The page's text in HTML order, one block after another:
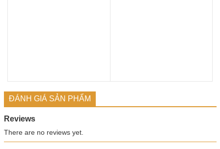
ĐÁNH GIÁ SẢN PHẨM
Reviews
There are no reviews yet.